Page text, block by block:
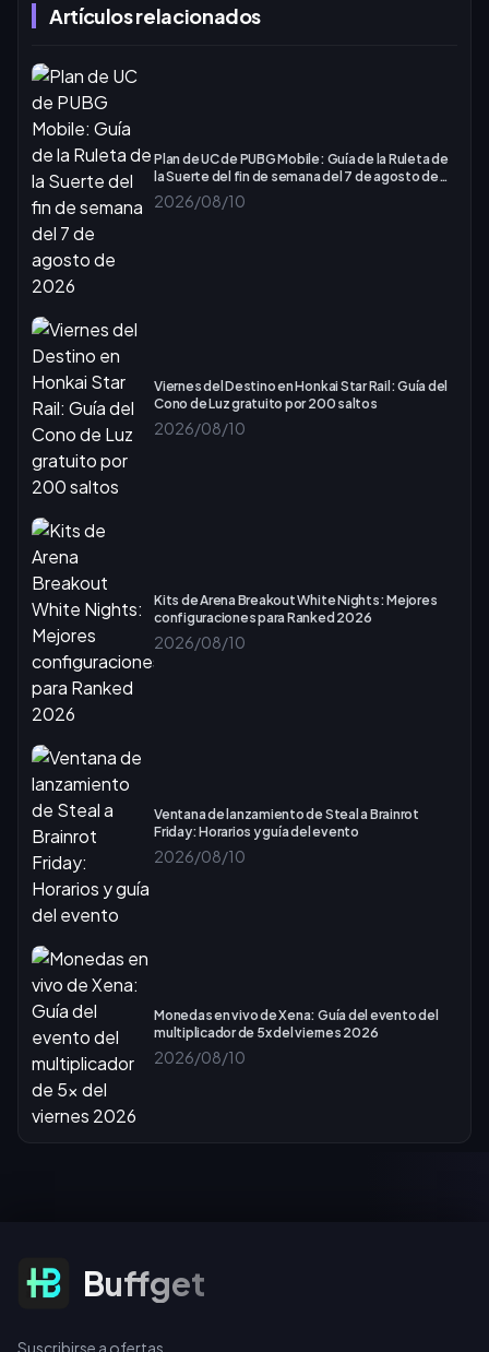
Artículos relacionados
Plan de UC de PUBG Mobile: Guía de la Ruleta de
la Suerte del fin de semana del 7 de agosto de
2026
2026/08/10
Viernes del Destino en Honkai Star Rail: Guía del
Cono de Luz gratuito por 200 saltos
2026/08/10
Kits de Arena Breakout White Nights: Mejores
configuraciones para Ranked 2026
2026/08/10
Ventana de lanzamiento de Steal a Brainrot
Friday: Horarios y guía del evento
2026/08/10
Monedas en vivo de Xena: Guía del evento del
multiplicador de 5x del viernes 2026
2026/08/10
Suscribirse a ofertas
Buffget
Suscribirse a ofertas